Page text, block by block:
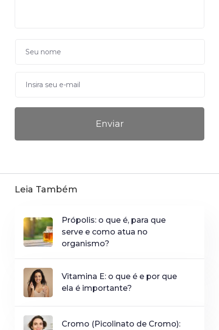
Leia Também
Própolis: o que é, para que
serve e como atua no
organismo?
Vitamina E: o que é e por que
ela é importante?
Cromo (Picolinato de Cromo):